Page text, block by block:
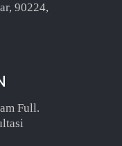
90224,
Full.